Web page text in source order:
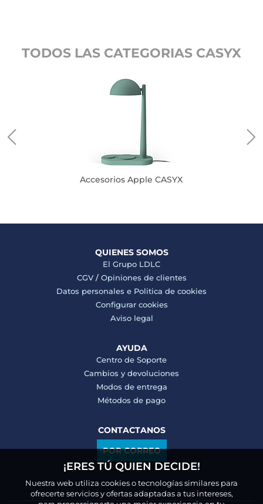
TODOS LAS CATEGORIAS CASYX
Accesorios Apple CASYX
QUIENES SOMOS
El Grupo LDLC
CGV/ Opiniones de clientes
Datos personales e Politica de cookies
Configurar cookies
Aviso legal
AYUDA
Centro de Soporte
Cambios y devoluciones
Modos de entrega
Métodos de pago
CONTACTANOS
POR CORREO
¡ERES TÚ QUIEN DECIDE!
Nuestra web utiliza cookies o tecnologías similares para
ofrecerte servicios y ofertas adaptadas a tus intereses,